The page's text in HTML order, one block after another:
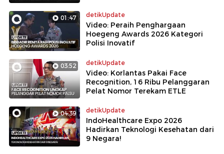
01:47 detikUpdate
Video: Peraih Penghargaan
Hoegeng Awards 2026 Kategori
Polisi Inovatif
03:52 detikUpdate
Video: Korlantas Pakai Face
Recognition, 16 Ribu Pelanggaran
Pelat Nomor Terekam ETLE
04:39 detikUpdate
IndoHealthcare Expo 2026
Hadirkan Teknologi Kesehatan dari
9 Negara!